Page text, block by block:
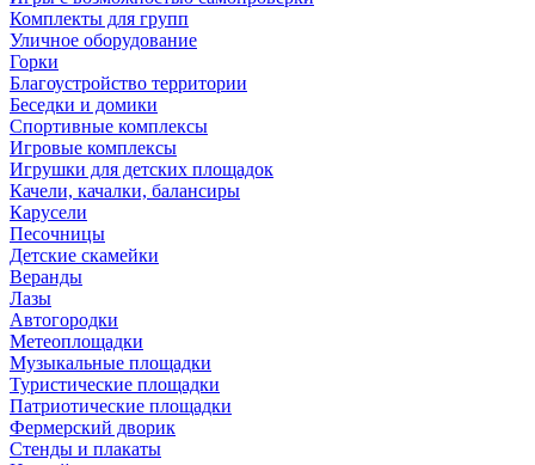
Комплекты для групп
Уличное оборудование
Горки
Благоустройство территории
Беседки и домики
Спортивные комплексы
Игровые комплексы
Игрушки для детских площадок
Качели, качалки, балансиры
Карусели
Песочницы
Детские скамейки
Веранды
Лазы
Автогородки
Метеоплощадки
Музыкальные площадки
Туристические площадки
Патриотические площадки
Фермерский дворик
Стенды и плакаты